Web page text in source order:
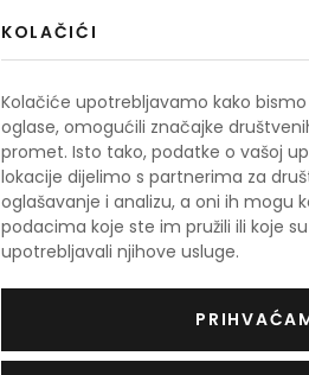
Water, Glycerin,
Myristyl Myristate,
Simmondsia
Dimethicone,
Limonene, Benzyl
Popis sastojaka se
naveden na
Stanje kože
KOLAČIĆI
Kolačiće upotrebljavamo kako bismo
oglase, omogućili značajke
promet. Isto tako, podatke o vašoj
lokacije dijelimo s partnerima za
oglašavanje i analizu, a oni ih mogu
podacima koje ste im pružili ili koje
upotrebljavali njihove usluge.